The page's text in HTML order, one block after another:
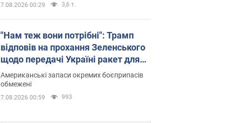
7.08.2026 00:29 3,6 т.
"Нам теж вони потрібні": Трамп
відповів на прохання Зеленського
щодо передачі Україні ракет для
Patriot
Американські запаси окремих боєприпасів
обмежені
7.08.2026 00:59 993